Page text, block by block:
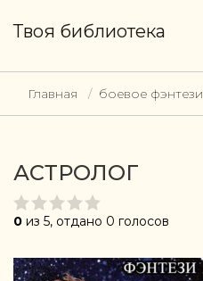
Твоя библиотека
Главная боевое фэнтези
АСТРОЛОГ
0 из 5, отдано 0 голосов